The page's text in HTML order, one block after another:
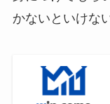
かないといけな